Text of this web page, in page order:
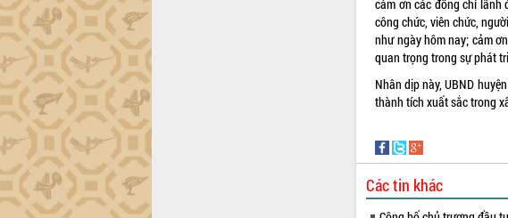
cảm ơn các đồng chí lãnh
công chức, viên chức,
như ngày hôm nay; cảm
quan trọng trong sự phát
Nhân dịp này, UBND
thành tích xuất sắc trong
Các tin khác